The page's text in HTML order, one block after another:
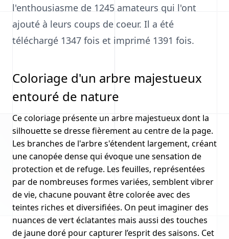
l'enthousiasme de 1245 amateurs qui l'ont
ajouté à leurs coups de coeur. Il a été
téléchargé 1347 fois et imprimé 1391 fois.
Coloriage d'un arbre majestueux
entouré de nature
Ce coloriage présente un arbre majestueux dont la
silhouette se dresse fièrement au centre de la page.
Les branches de l'arbre s'étendent largement, créant
une canopée dense qui évoque une sensation de
protection et de refuge. Les feuilles, représentées
par de nombreuses formes variées, semblent vibrer
de vie, chacune pouvant être colorée avec des
teintes riches et diversifiées. On peut imaginer des
nuances de vert éclatantes mais aussi des touches
de jaune doré pour capturer l’esprit des saisons. Cet